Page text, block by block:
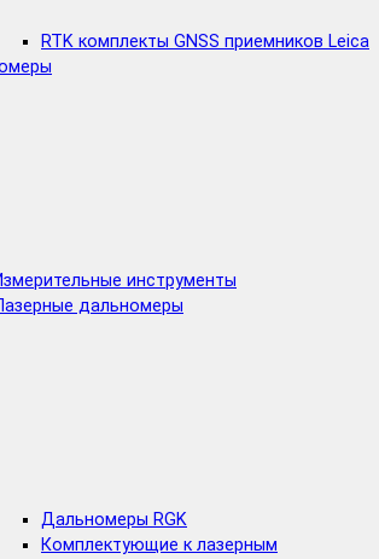
RTK комплекты GNSS приемников Leica
инструменты
дальномеры
Дальномеры RGK
Комплектующие к лазерным